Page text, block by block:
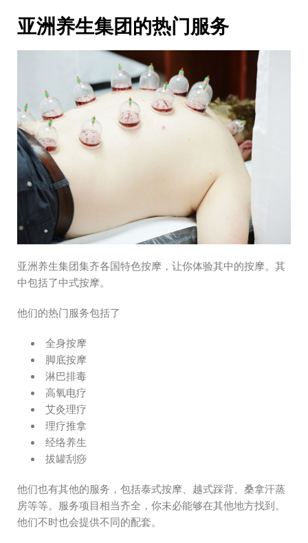
亚洲养生集团的热门服务
亚洲养生集团集齐各国特色按摩，让你体验其中的按摩。其
中包括了中式按摩。
他们的热门服务包括了
全身按摩
脚底按摩
淋巴排毒
高氧电疗
艾灸理疗
理疗推拿
经络养生
拔罐刮痧
他们也有其他的服务，包括泰式按摩、越式踩背、桑拿汗蒸
房等等。服务项目相当齐全，你未必能够在其他地方找到。
他们不时也会提供不同的配套。